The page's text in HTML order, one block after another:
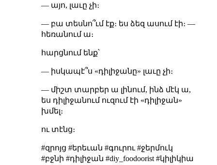
— այո, լաւը չի։
— բա տեսնո՞ւմ էք։ ես ձեզ ասում էի։ —
հեռանում ա։
հարցնում ենք՝
— իսկապէ՞ս «դիլիջանը» լաւը չի։
— միշտ տարբեր ա լինում, ինձ մէկ ա,
ես դիլիջանում ուզում էի «դիլիջան»
խմել։
ու տէնց։
#զրոյց #երեւան #գուրու #ջերմուկ
#բջնի #դիլիջան #diy_foodoorist #կիլիկիա